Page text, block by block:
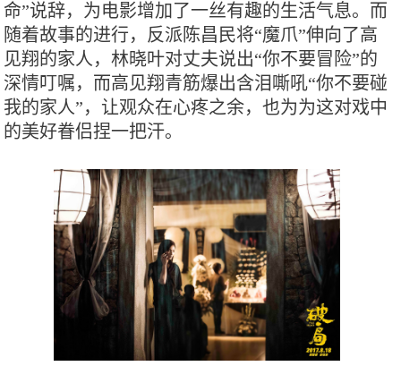
命”说辞，为电影增加了一丝有趣的生活气息。而
随着故事的进行，反派陈昌民将“魔爪”伸向了高
见翔的家人，林晓叶对丈夫说出“你不要冒险”的
深情叮嘱，而高见翔青筋爆出含泪嘶吼“你不要碰
我的家人”，让观众在心疼之余，也为为这对戏中
的美好眷侣捏一把汗。